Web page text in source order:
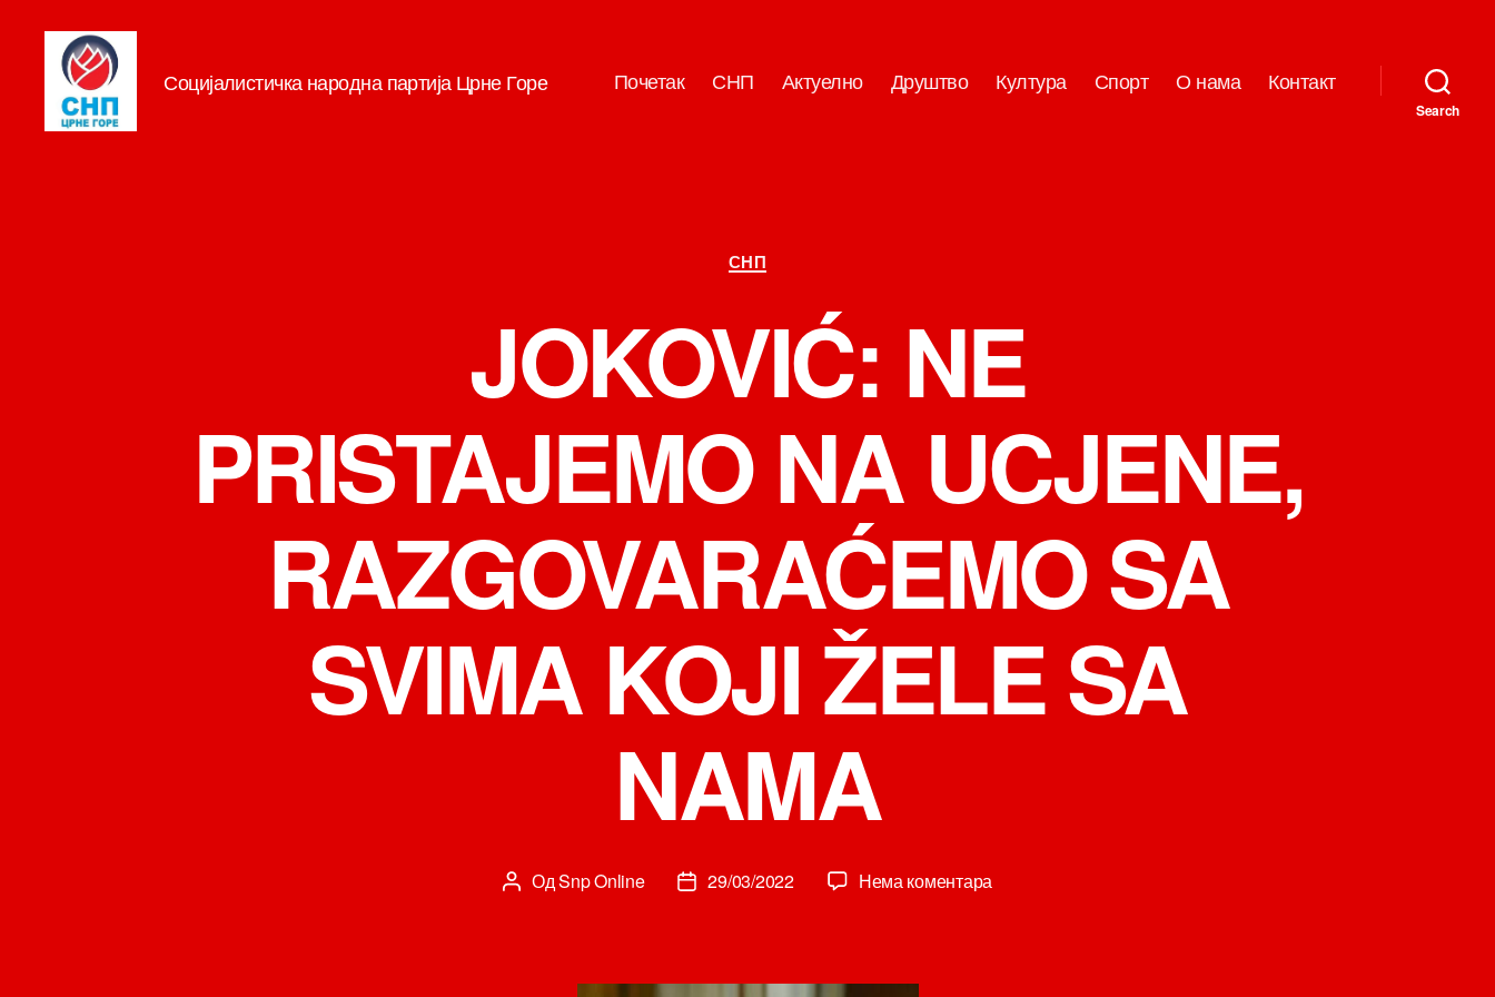
Социјалистичка народна партија Црне Горе Почетак СНП Актуелно Друштво Култура Спорт О нама Контакт
Search
Категорије
СНП
JOKOVIĆ: NE
PRISTAJEMO NA UCJENE,
RAZGOVARAĆEMO SA
SVIMA KOJI ŽELE SA
NAMA
Аутор
ОдSnp Online
Датум
29/03/2022 Нема коментара